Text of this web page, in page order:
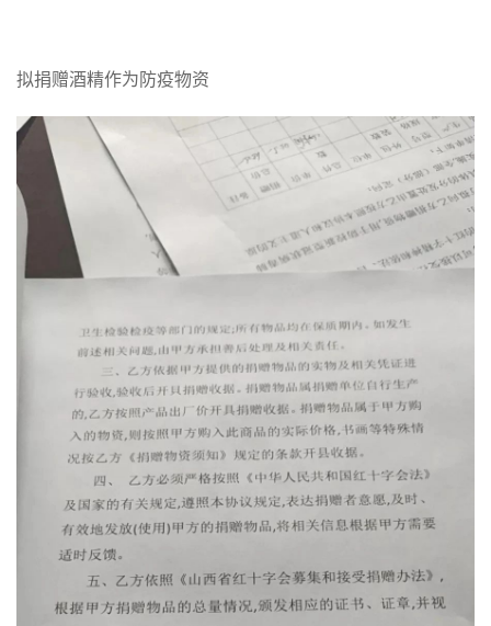
拟捐赠酒精作为防疫物资